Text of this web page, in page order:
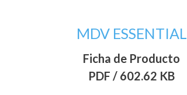
MDV ESSENTIAL
Ficha de Producto
PDF / 602.62 KB